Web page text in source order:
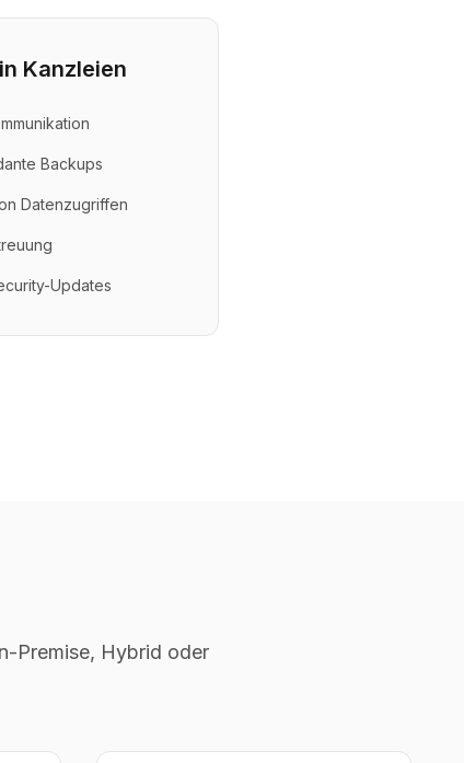
Kanzleien
Backups
Datenzugriffen
Updates
Premise, Hybrid oder